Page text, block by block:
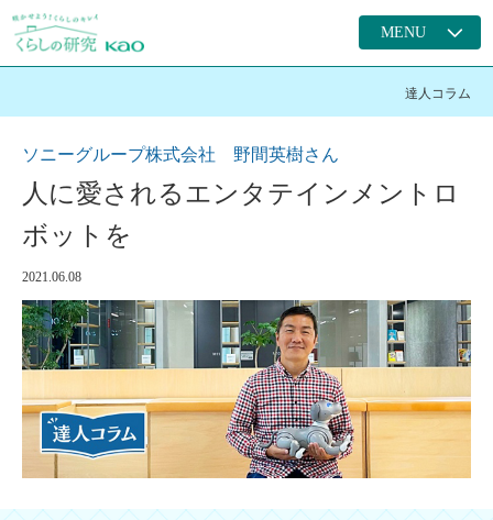
MENU
達人コラム
ソニーグループ株式会社 野間英樹さん
人に愛されるエンタテインメントロ
ボットを
2021.06.08